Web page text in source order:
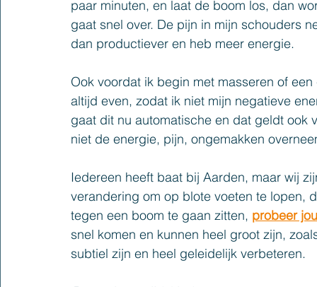
paar minuten, en laat de boom los, dan
gaat snel over. De pijn in mijn schouders
dan productiever en heb meer energie.
Ook voordat ik begin met masseren of
altijd even, zodat ik niet mijn negatieve
gaat dit nu automatische en dat geldt
niet de energie, pijn, ongemakken
Iedereen heeft baat bij Aarden, maar wij
verandering om op blote voeten te lopen,
tegen een boom te gaan zitten, probeer
snel komen en kunnen heel groot zijn,
subtiel zijn en heel geleidelijk verbeteren.